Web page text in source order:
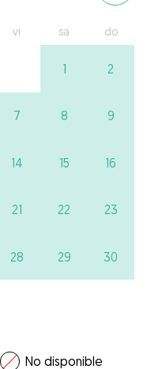
vi sa do
1 2
7 8 9
14 15 16
21 22 23
28 29 30
No disponible